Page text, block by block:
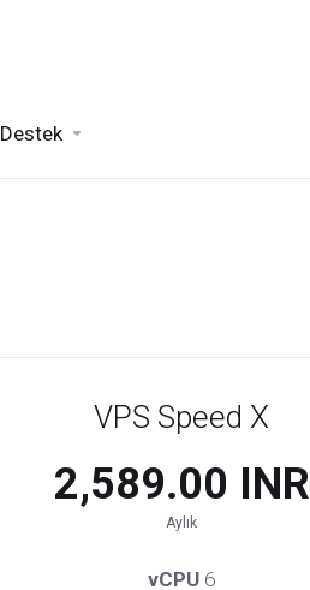
Destek
VPS Speed X
₹2,589.00 INR
Aylık
vCPU 6